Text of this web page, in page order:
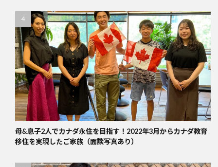
母&息子2人でカナダ永住を目指す！2022年3月からカナダ教育
移住を実現したご家族（面談写真あり）